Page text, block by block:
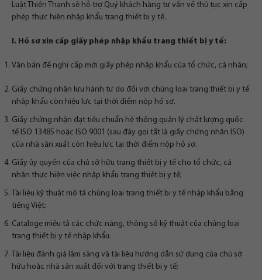
Luật Thiên Thanh sẽ hỗ trợ Quý khách hàng tư vấn về thủ tục xin cấp
phép thực hiện nhập khẩu trang thiết bị y tế.
I. Hồ sơ xin cấp giấy phép nhập khẩu trang thiết bị y tế:
Văn bản đề nghị cấp mới giấy phép nhập khẩu của tổ chức, cá nhân;
Giấy chứng nhận lưu hành tự do đối với chủng loại trang thiết bị y tế
nhập khẩu còn hiệu lực tại thời điểm nộp hồ sơ.
Giấy chứng nhận đạt tiêu chuẩn hệ thống quản lý chất lượng quốc
tế ISO 13485 hoặc ISO 9001 (sau đây gọi tắt là giấy chứng nhận ISO)
của nhà sản xuất còn hiệu lực tại thời điểm nộp hồ sơ.
Giấy ủy quyền của chủ sở hữu trang thiết bị y tế cho tổ chức, cá
nhân thực hiện việc nhập khẩu trang thiết bị y tế;
Tài liệu kỹ thuật mô tả chủng loại trang thiết bị y tế nhập khẩu bằng
tiếng Việt;
Cataloge miêu tả các chức năng, thông số kỹ thuật của chủng loại
trang thiết bị y tế nhập khẩu.
Tài liệu đánh giá lâm sàng và tài liệu hướng dẫn sử dụng của chủ sở
hữu hoặc nhà sản xuất đối với trang thiết bị y tế;